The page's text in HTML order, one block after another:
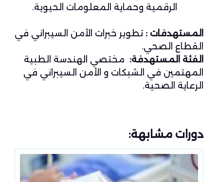
الرقمية وحماية المعلومات الحيوية.
المستهدفات : تطوير خبرات الأمن السيبراني في
القطاع الصحي.
الفئة المستهدفة: مختصي الهندسة الطبية
المهتمين في الشبكات و الأمن السيبراني في
الرعاية الصحية.
دورات مشابهة: